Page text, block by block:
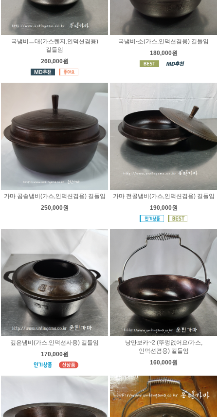
국냄비ㅡ대(가스렌지,인덕션겸용)
길들임
260,000원
국냄비-소(가스,인덕션겸용) 길들임
180,000원
가마 곰솥냄비(가스,인덕션겸용) 길들임
250,000원
가마 전골냄비(가스,인덕션겸용) 길들임
190,000원
깊은냄비(가스.인덕션사용) 길들임
170,000원
낭만보카~2 (뚜껑없어요/가스,
인덕션겸용) 길들임
160,000원